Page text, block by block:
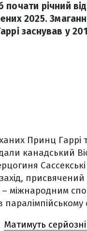
річний
2025.
заснував у
Принц Гаррі
канадський
присвячений
– міжнародним
Матимуть